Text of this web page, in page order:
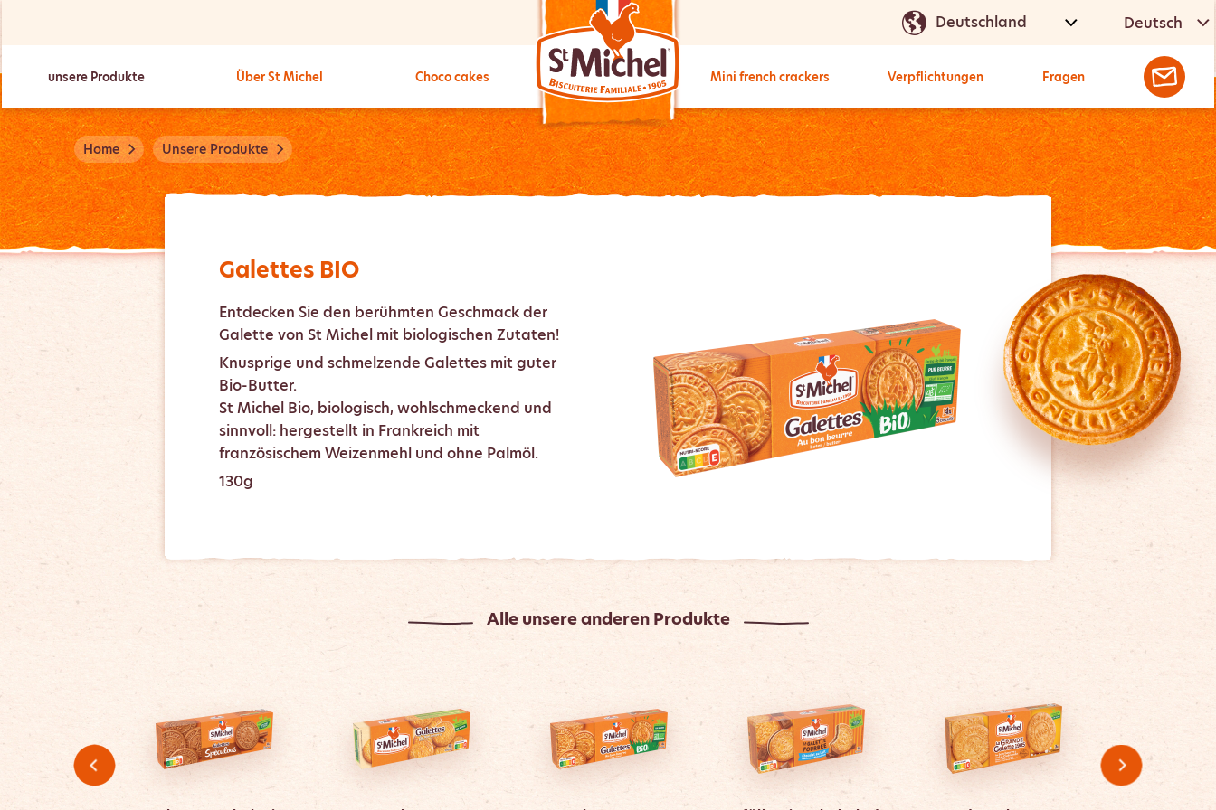
Deutsch
unsere Produkte Über St Michel Choco cakes Mini french crackers Verpflichtungen Fragen
Home Unsere Produkte
Galettes BIO
Entdecken Sie den berühmten Geschmack der
Galette von St Michel mit biologischen Zutaten!
Knusprige und schmelzende Galettes mit guter
Bio-Butter.
St Michel Bio, biologisch, wohlschmeckend und
sinnvoll: hergestellt in Frankreich mit
französischem Weizenmehl und ohne Palmöl.
130g
Alle unsere anderen Produkte